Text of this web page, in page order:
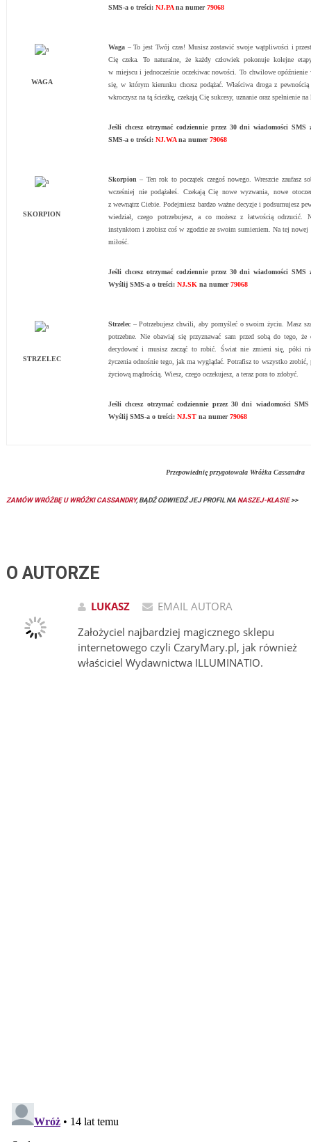
SMS-a o treści: NJ.PAna numer79068
WAGA
Waga– To jest Twój czas! Musisz zostawić swoje wątpliwości i
Cię czeka. To naturalne, że każdy człowiek pokonuje kolejne
w miejscu i jednocześnie oczekiwac nowości. To chwilowe opóźnienie
się, w którym kierunku chcesz podążać. Właściwa droga z
wkroczysz na tą ścieżkę, czekają Cię sukcesy, uznanie oraz spełnienie
Jeśli chcesz otrzymać codziennie przez 30 dni wiadomości
SMS-a o treści: NJ.WAna numer79068
SKORPION
Skorpion – Ten rok to początek czegoś nowego. Wreszcie zaufasz
wcześniej nie podążałeś. Czekają Cię nowe wyzwania, nowe
z wewnątrz Ciebie. Podejmiesz bardzo ważne decyzje i podsumujesz
wiedział, czego potrzebujesz, a co możesz z łatwością odrzucić.
instynktom i zrobisz coś w zgodzie ze swoim sumieniem. Na tej nowej
miłość.
Jeśli chcesz otrzymać codziennie przez 30 dni wiadomości
Wyślij SMS-a o treści: NJ.SK na numer79068
STRZELEC
Strzelec– Potrzebujesz chwili, aby pomyśleć o swoim życiu. Masz
potrzebne. Nie obawiaj się przyznawać sam przed sobą do tego,
decydować i musisz zacząć to robić. Świat nie zmieni się, póki
życzenia odnośnie tego, jak ma wyglądać. Potrafisz to wszystko zrobić,
życiową mądrością. Wiesz, czego oczekujesz, a teraz pora to zdobyć.
Jeśli chcesz otrzymać codziennie przez 30 dni wiadomości
Wyślij SMS-a o treści: NJ.STna numer79068
Przepowiednię przygotowała Wróżka Cassandra
ZAMÓW WRÓŻBĘ U WRÓŻKI CASSANDRY, BĄDŹ ODWIEDŹ JEJ PROFIL NA NASZEJ-KLASIE>>
O AUTORZE
LUKASZ
EMAIL AUTORA
Założyciel najbardziej magicznego sklepu
internetowego czyli CzaryMary.pl, jak również
właściciel Wydawnictwa ILLUMINATIO.